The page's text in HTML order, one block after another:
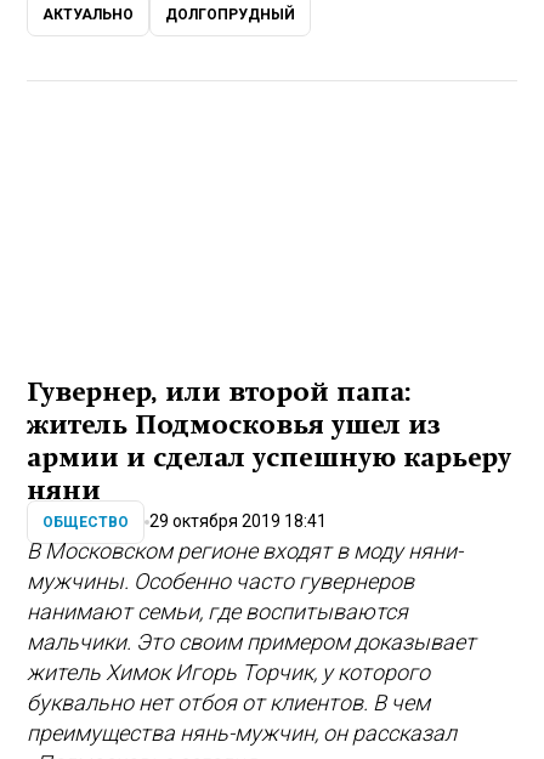
АКТУАЛЬНО ДОЛГОПРУДНЫЙ
Гувернер, или второй папа:
житель Подмосковья ушел из
армии и сделал успешную карьеру
няни
ОБЩЕСТВО 29 октября 2019 18:41
В Московском регионе входят в моду няни-
мужчины. Особенно часто гувернеров
нанимают семьи, где воспитываются
мальчики. Это своим примером доказывает
житель Химок Игорь Торчик, у которого
буквально нет отбоя от клиентов. В чем
преимущества нянь-мужчин, он рассказал